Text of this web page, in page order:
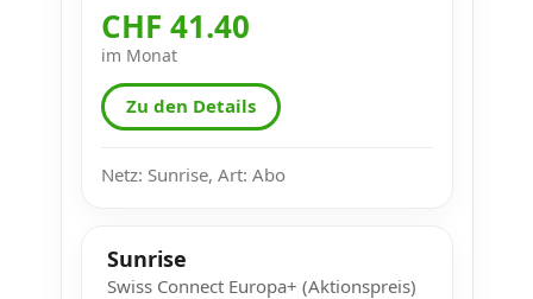
CHF 41.40
im Monat
Zu den Details
Netz: Sunrise, Art: Abo
Sunrise
Swiss Connect Europa+ (Aktionspreis)